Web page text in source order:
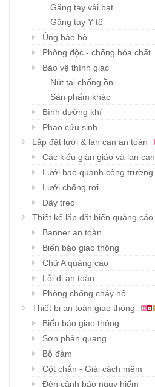
Găng tay vải bạt
Găng tay Y tế
Ủng bảo hộ
Phòng độc - chống hóa chất
Bảo vệ thính giác
Nút tai chống ồn
Sản phẩm khác
Bình dưỡng khí
Phao cứu sinh
Lắp đặt lưới & lan can an toàn
Các kiểu giàn giáo và lan can
Lưới bao quanh công trường
Lưới chống rơi
Dây treo
Thiết kế lắp đặt biển quảng cáo
Banner an toàn
Biển báo giao thông
Chữ A quảng cáo
Lỗi đi an toàn
Phòng chống cháy nổ
Thiết bị an toàn giao thông
Biển báo giao thông
Sơn phản quang
Bộ đàm
Cột chắn - Giải cách mềm
Đèn cảnh báo nguy hiểm